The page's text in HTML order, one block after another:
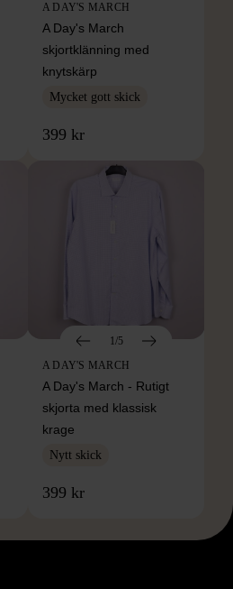
A DAY'S MARCH
A Day's March
skjortklänning med
knytskärp
Mycket gott skick
399 kr
1/5
A DAY'S MARCH
A Day's March - Rutigt
skjorta med klassisk
krage
Nytt skick
399 kr